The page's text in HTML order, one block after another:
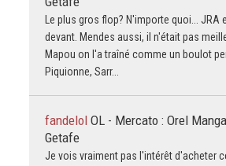
Le plus gros flop? N'importe quoi... JRA
devant. Mendes aussi, il n'était pas
Mapou on l'a traîné comme un boulot
Piquionne, Sarr...
fandelol OL - Mercato : Orel
Getafe
Je vois vraiment pas l'intérêt d'acheter